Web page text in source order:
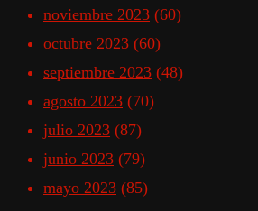
noviembre 2023 (60)
octubre 2023 (60)
septiembre 2023 (48)
agosto 2023 (70)
julio 2023 (87)
junio 2023 (79)
mayo 2023 (85)